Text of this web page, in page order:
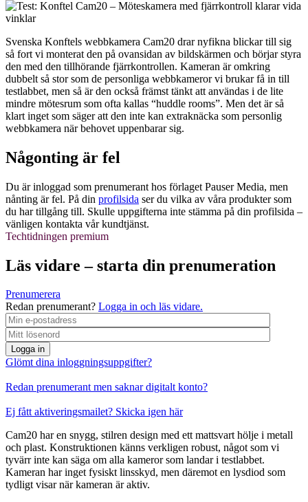
Svenska Konftels webbkamera Cam20 drar nyfikna blickar till sig
så fort vi monterat den på ovansidan av bildskärmen och börjar styra
den med den tillhörande fjärrkontrollen. Kameran är omkring
dubbelt så stor som de personliga webbkameror vi brukar få in till
testlabbet, men så är den också främst tänkt att användas i de lite
mindre mötesrum som ofta kallas “huddle rooms”. Men det är så
klart inget som säger att den inte kan extraknäcka som personlig
webbkamera när behovet uppenbarar sig.
Någonting är fel
Du är inloggad som prenumerant hos förlaget Pauser Media, men
nånting är fel. På din profilsida ser du vilka av våra produkter som
du har tillgång till. Skulle uppgifterna inte stämma på din profilsida –
vänligen kontakta vår kundtjänst.
Techtidningen premium
Läs vidare – starta din prenumeration
Prenumerera
Redan prenumerant? Logga in och läs vidare.
Logga in
Glömt dina inloggningsuppgifter?
Redan prenumerant men saknar digitalt konto?
Ej fått aktiveringsmailet? Skicka igen här
Cam20 har en snygg, stilren design med ett mattsvart hölje i metall
och plast. Konstruktionen känns verkligen robust, något som vi
tyvärr inte kan säga om alla kameror som landar i testlabbet.
Kameran har inget fysiskt linsskyd, men däremot en lysdiod som
tydligt visar när kameran är aktiv.